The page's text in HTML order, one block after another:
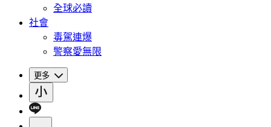
全球必讀
社會
毒駕連爆
警察愛無限
更多